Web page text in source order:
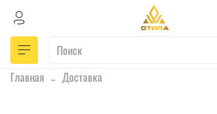
Главная Доставка